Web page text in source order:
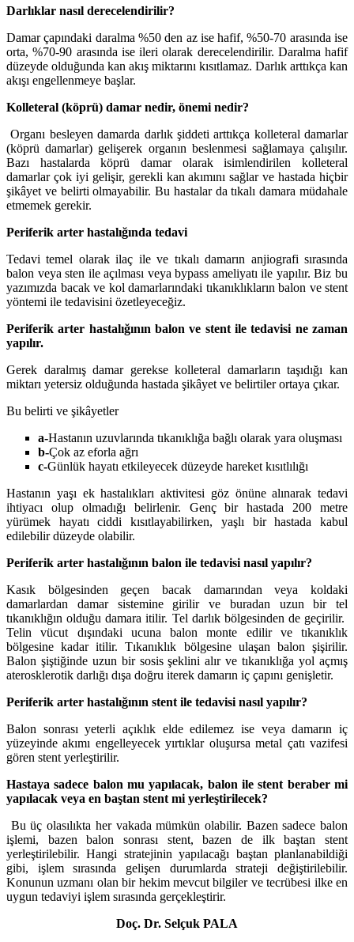
Darlıklar nasıl derecelendirilir?
Damar çapındaki daralma %50 den az ise hafif, %50-70 arasında ise
orta, %70-90 arasında ise ileri olarak derecelendirilir. Daralma hafif
düzeyde olduğunda kan akış miktarını kısıtlamaz. Darlık arttıkça kan
akışı engellenmeye başlar.
Kolleteral (köprü) damar nedir, önemi nedir?
Organı besleyen damarda darlık şiddeti arttıkça kolleteral damarlar
(köprü damarlar) gelişerek organın beslenmesi sağlamaya çalışılır.
Bazı hastalarda köprü damar olarak isimlendirilen kolleteral
damarlar çok iyi gelişir, gerekli kan akımını sağlar ve hastada hiçbir
şikâyet ve belirti olmayabilir. Bu hastalar da tıkalı damara müdahale
etmemek gerekir.
Periferik arter hastalığında tedavi
Tedavi temel olarak ilaç ile ve tıkalı damarın anjiografi sırasında
balon veya sten ile açılması veya bypass ameliyatı ile yapılır. Biz bu
yazımızda bacak ve kol damarlarındaki tıkanıklıkların balon ve stent
yöntemi ile tedavisini özetleyeceğiz.
Periferik arter hastalığının balon ve stent ile tedavisi ne zaman
yapılır.
Gerek daralmış damar gerekse kolleteral damarların taşıdığı kan
miktarı yetersiz olduğunda hastada şikâyet ve belirtiler ortaya çıkar.
Bu belirti ve şikâyetler
a-Hastanın uzuvlarında tıkanıklığa bağlı olarak yara oluşması
b-Çok az eforla ağrı
c-Günlük hayatı etkileyecek düzeyde hareket kısıtlılığı
Hastanın yaşı ek hastalıkları aktivitesi göz önüne alınarak tedavi
ihtiyacı olup olmadığı belirlenir. Genç bir hastada 200 metre
yürümek hayatı ciddi kısıtlayabilirken, yaşlı bir hastada kabul
edilebilir düzeyde olabilir.
Periferik arter hastalığının balon ile tedavisi nasıl yapılır?
Kasık bölgesinden geçen bacak damarından veya koldaki
damarlardan damar sistemine girilir ve buradan uzun bir tel
tıkanıklığın olduğu damara itilir. Tel darlık bölgesinden de geçirilir.
Telin vücut dışındaki ucuna balon monte edilir ve tıkanıklık
bölgesine kadar itilir. Tıkanıklık bölgesine ulaşan balon şişirilir.
Balon şiştiğinde uzun bir sosis şeklini alır ve tıkanıklığa yol açmış
aterosklerotik darlığı dışa doğru iterek damarın iç çapını genişletir.
Periferik arter hastalığının stent ile tedavisi nasıl yapılır?
Balon sonrası yeterli açıklık elde edilemez ise veya damarın iç
yüzeyinde akımı engelleyecek yırtıklar oluşursa metal çatı vazifesi
gören stent yerleştirilir.
Hastaya sadece balon mu yapılacak, balon ile stent beraber mi
yapılacak veya en baştan stent mi yerleştirilecek?
Bu üç olasılıkta her vakada mümkün olabilir. Bazen sadece balon
işlemi, bazen balon sonrası stent, bazen de ilk baştan stent
yerleştirilebilir. Hangi stratejinin yapılacağı baştan planlanabildiği
gibi, işlem sırasında gelişen durumlarda strateji değiştirilebilir.
Konunun uzmanı olan bir hekim mevcut bilgiler ve tecrübesi ilke en
uygun tedaviyi işlem sırasında gerçekleştirir.
Doç. Dr. Selçuk PALA